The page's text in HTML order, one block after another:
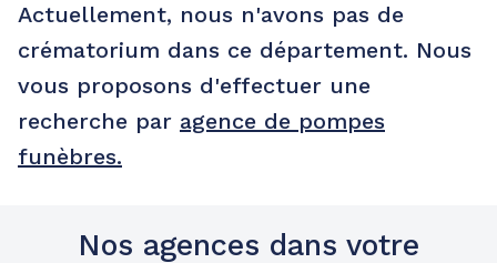
Actuellement, nous n'avons pas de
crématorium dans ce département. Nous
vous proposons d'effectuer une
recherche par agence de pompes
funèbres.
Nos agences dans votre